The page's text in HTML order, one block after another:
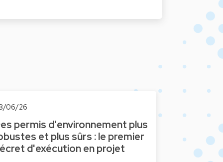
06/26
permis d'environnement plus
et plus sûrs : le premier
d'exécution en projet